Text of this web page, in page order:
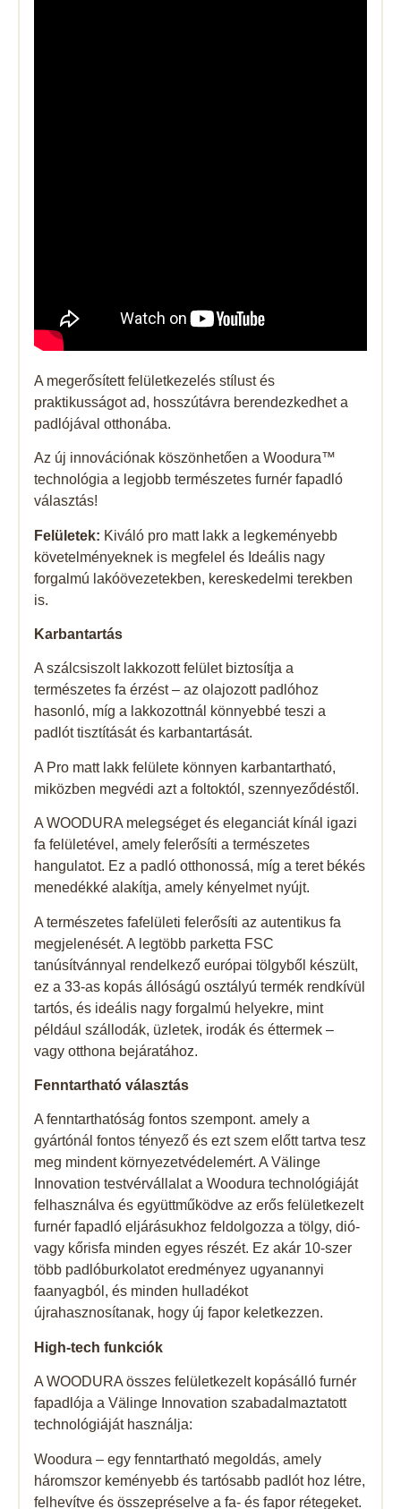
A megerősített felületkezelés stílust és
praktikusságot ad, hosszútávra berendezkedhet a
padlójával otthonába.
Az új innovációnak köszönhetően a Woodura™
technológia a legjobb természetes furnér fapadló
választás!
Felületek: Kiváló pro matt lakk a legkeményebb
követelményeknek is megfelel és Ideális nagy
forgalmú lakóövezetekben, kereskedelmi terekben
is.
Karbantartás
A szálcsiszolt lakkozott felület biztosítja a
természetes fa érzést – az olajozott padlóhoz
hasonló, míg a lakkozottnál könnyebbé teszi a
padlót tisztítását és karbantartását.
A Pro matt lakk felülete könnyen karbantartható,
miközben megvédi azt a foltoktól, szennyeződéstől.
A WOODURA melegséget és eleganciát kínál igazi
fa felületével, amely felerősíti a természetes
hangulatot. Ez a padló otthonossá, míg a teret békés
menedékké alakítja, amely kényelmet nyújt.
A természetes fafelületi felerősíti az autentikus fa
megjelenését. A legtöbb parketta FSC
tanúsítvánnyal rendelkező európai tölgyből készült,
ez a 33-as kopás állóságú osztályú termék rendkívül
tartós, és ideális nagy forgalmú helyekre, mint
például szállodák, üzletek, irodák és éttermek –
vagy otthona bejáratához.
Fenntartható választás
A fenntarthatóság fontos szempont. amely a
gyártónál fontos tényező és ezt szem előtt tartva tesz
meg mindent környezetvédelemért. A Välinge
Innovation testvérvállalat a Woodura technológiáját
felhasználva és együttműködve az erős felületkezelt
furnér fapadló eljárásukhoz feldolgozza a tölgy, dió-
vagy kőrisfa minden egyes részét. Ez akár 10-szer
több padlóburkolatot eredményez ugyanannyi
faanyagból, és minden hulladékot
újrahasznosítanak, hogy új fapor keletkezzen.
High-tech funkciók
A WOODURA összes felületkezelt kopásálló furnér
fapadlója a Välinge Innovation szabadalmaztatott
technológiáját használja:
Woodura – egy fenntartható megoldás, amely
háromszor keményebb és tartósabb padlót hoz létre,
felhevítve és összepréselve a fa- és fapor rétegeket.